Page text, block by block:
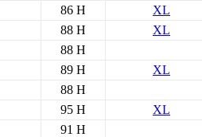
86 H
XL
88 H
XL
88 H
89 H
XL
88 H
95 H
XL
91 H